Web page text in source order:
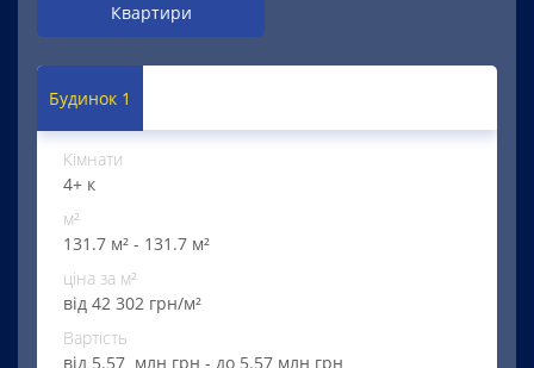
Квартири
Будинок 1
Кімнати
4+ к
м²
131.7 м² - 131.7 м²
ціна за м²
від 42 302 грн/м²
Вартість
від 5.57 млн грн - до 5.57 млн грн